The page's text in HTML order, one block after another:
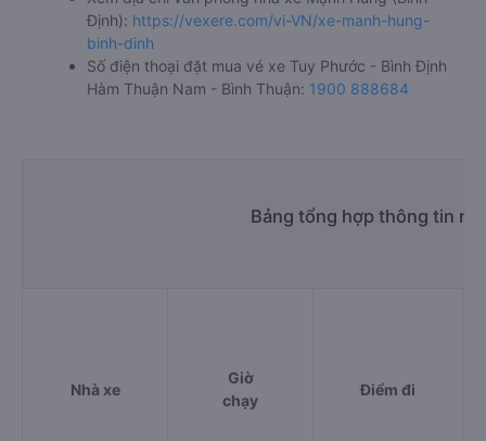
Định): https://vexere.com/vi-VN/xe-manh-hung-
binh-dinh
Số điện thoại đặt mua vé xe Tuy Phước - Bình Định
Hàm Thuận Nam - Bình Thuận: 1900 888684
Bảng tổng hợp thông tin
Nhà xe
Giờ
chạy
Điểm đi